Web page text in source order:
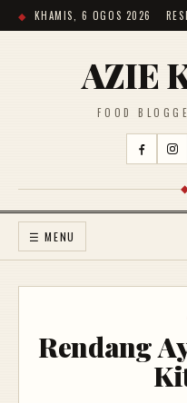
KHAMIS, 6 OGOS 2026
AZIE
FOOD
☰ MENU
Rendang